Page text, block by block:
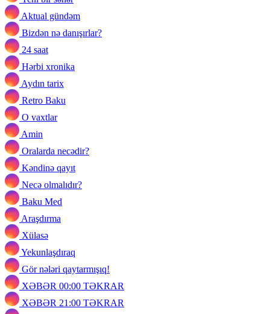
Aktual gündəm
Bizdən nə danışırlar?
24 saat
Hərbi xronika
Aydın tarix
Retro Baku
O vaxtlar
Amin
Oralarda necədir?
Kəndinə qayıt
Necə olmalıdır?
Baku Med
Araşdırma
Xülasə
Yekunlaşdıraq
Gör nələri qaytarmışıq!
XƏBƏR 00:00 TƏKRAR
XƏBƏR 21:00 TƏKRAR